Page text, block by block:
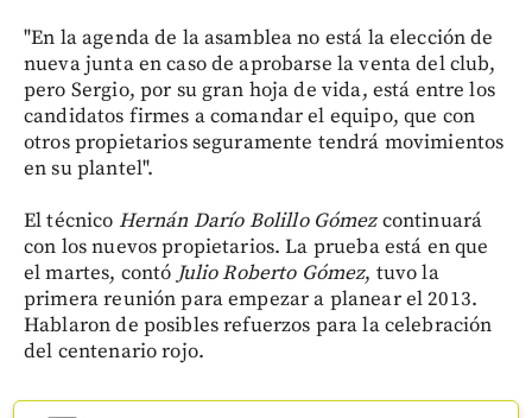
"En la agenda de la asamblea no está la elección de
nueva junta en caso de aprobarse la venta del club,
pero Sergio, por su gran hoja de vida, está entre los
candidatos firmes a comandar el equipo, que con
otros propietarios seguramente tendrá movimientos
en su plantel".
El técnico Hernán Darío Bolillo Gómezcontinuará
con los nuevos propietarios. La prueba está en que
el martes, contó Julio Roberto Gómez, tuvo la
primera reunión para empezar a planear el 2013.
Hablaron de posibles refuerzos para la celebración
del centenario rojo.